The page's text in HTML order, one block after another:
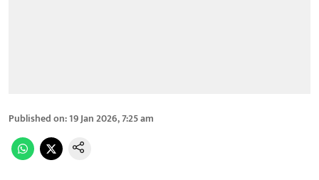
Published on:19 Jan 2026, 7:25 am